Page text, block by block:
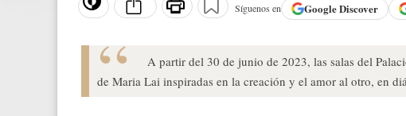
Síguenos en GoogleDiscover
A partir del 30 de junio de 2023, las salas del
de Maria Lai inspiradas en la creación y el amor al otro, en